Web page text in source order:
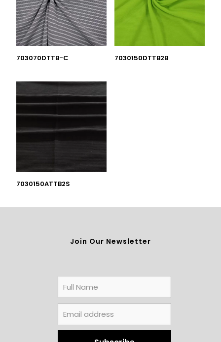
703070DTTB-C 7030150DTTB2B
7030150ATTB2S
Join Our Newsletter